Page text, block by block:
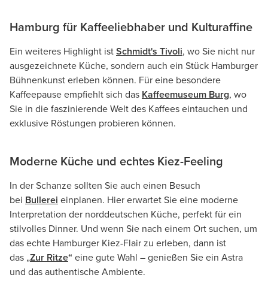
Hamburg für Kaffeeliebhaber und Kulturaffine
Ein weiteres Highlight ist Schmidt's Tivoli, wo Sie nicht nur
ausgezeichnete Küche, sondern auch ein Stück Hamburger
Bühnenkunst erleben können. Für eine besondere
Kaffeepause empfiehlt sich das Kaffeemuseum Burg, wo
Sie in die faszinierende Welt des Kaffees eintauchen und
exklusive Röstungen probieren können.
Moderne Küche und echtes Kiez-Feeling
In der Schanze sollten Sie auch einen Besuch
bei Bullerei einplanen. Hier erwartet Sie eine moderne
Interpretation der norddeutschen Küche, perfekt für ein
stilvolles Dinner. Und wenn Sie nach einem Ort suchen, um
das echte Hamburger Kiez-Flair zu erleben, dann ist
das „Zur Ritze“ eine gute Wahl – genießen Sie ein Astra
und das authentische Ambiente.